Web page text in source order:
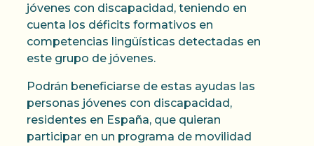
jóvenes con discapacidad, teniendo en
cuenta los déficits formativos en
competencias lingüísticas detectadas en
este grupo de jóvenes.
Podrán beneficiarse de estas ayudas las
personas jóvenes con discapacidad,
residentes en España, que quieran
participar en un programa de movilidad